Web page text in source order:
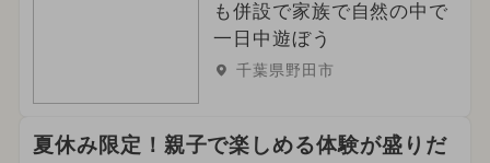
も併設で家族で自然の中で
一日中遊ぼう
千葉県野田市
夏休み限定！親子で楽しめる体験が盛りだ